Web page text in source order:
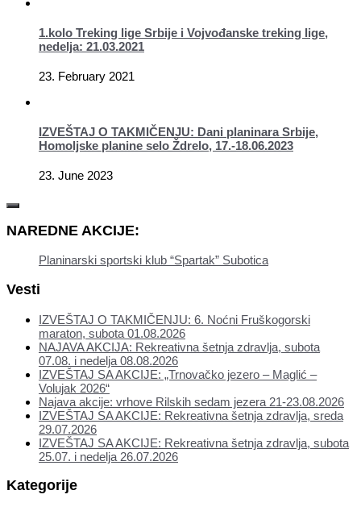
1.kolo Treking lige Srbije i Vojvođanske treking lige,
nedelja: 21.03.2021
23. February 2021
IZVEŠTAJ O TAKMIČENJU: Dani planinara Srbije,
Homoljske planine selo Ždrelo, 17.-18.06.2023
23. June 2023
NAREDNE AKCIJE:
Planinarski sportski klub “Spartak” Subotica
Vesti
IZVEŠTAJ O TAKMIČENJU: 6. Noćni Fruškogorski
maraton, subota 01.08.2026
NAJAVA AKCIJA: Rekreativna šetnja zdravlja, subota
07.08. i nedelja 08.08.2026
IZVEŠTAJ SA AKCIJE: „Trnovačko jezero – Maglić –
Volujak 2026“
Najava akcije: vrhove Rilskih sedam jezera 21-23.08.2026
IZVEŠTAJ SA AKCIJE: Rekreativna šetnja zdravlja, sreda
29.07.2026
IZVEŠTAJ SA AKCIJE: Rekreativna šetnja zdravlja, subota
25.07. i nedelja 26.07.2026
Kategorije